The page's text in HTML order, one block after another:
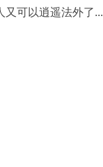
又可以逍遥法外了...